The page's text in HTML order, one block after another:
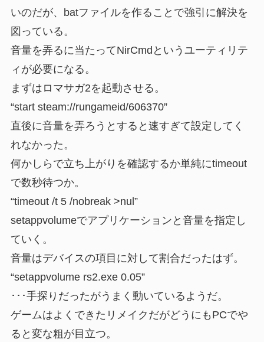
いのだが、batファイルを作ることで強引に解決を
図っている。
音量を弄るに当たってNirCmdというユーティリテ
ィが必要になる。
まずはロマサガ2を起動させる。
“start steam://rungameid/606370”
直後に音量を弄ろうとすると速すぎて設定してく
れなかった。
何かしらで立ち上がりを確認するか単純にtimeout
で数秒待つか。
“timeout /t 5 /nobreak >nul”
setappvolumeでアプリケーションと音量を指定し
ていく。
音量はデバイスの項目に対して割合だったはず。
“setappvolume rs2.exe 0.05”
･･･手探りだったがうまく動いているようだ。
ゲームはよくできたリメイクだがどうにもPCでや
ると変な粗が目立つ。